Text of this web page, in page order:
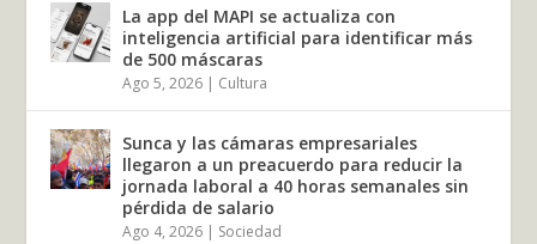
La app del MAPI se actualiza con
inteligencia artificial para identificar más
de 500 máscaras
Ago 5, 2026 | Cultura
Sunca y las cámaras empresariales
llegaron a un preacuerdo para reducir la
jornada laboral a 40 horas semanales sin
pérdida de salario
Ago 4, 2026 | Sociedad